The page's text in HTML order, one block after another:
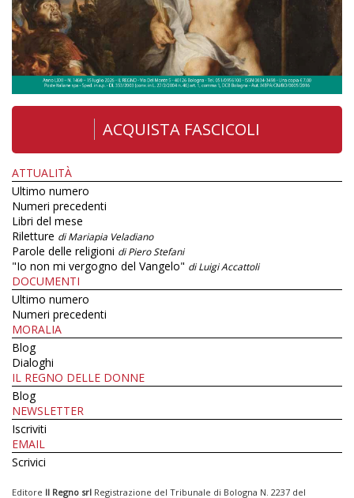
ACQUISTA FASCICOLI
ATTUALITÀ
Ultimo numero
Numeri precedenti
Libri del mese
Riletture di Mariapia Veladiano
Parole delle religioni di Piero Stefani
"Io non mi vergogno del Vangelo" di Luigi Accattoli
DOCUMENTI
Ultimo numero
Numeri precedenti
MORALIA
Blog
Dialoghi
IL REGNO DELLE DONNE
Blog
NEWSLETTER
Iscriviti
EMAIL
Scrivici
Editore Il Regno srl Registrazione del Tribunale di Bologna N. 2237 del